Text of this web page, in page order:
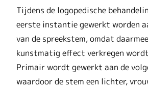
Tijdens de logopedische
eerste instantie gewerkt worden
van de spreekstem, omdat
kunstmatig effect verkregen
Primair wordt gewerkt aan de
waardoor de stem een lichter,